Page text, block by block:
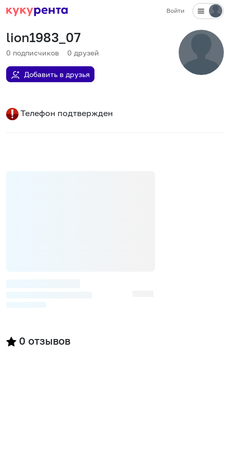
Войти
lion1983_07
0 подписчиков 0 друзей
Добавить в друзья
Телефон подтвержден
0 отзывов